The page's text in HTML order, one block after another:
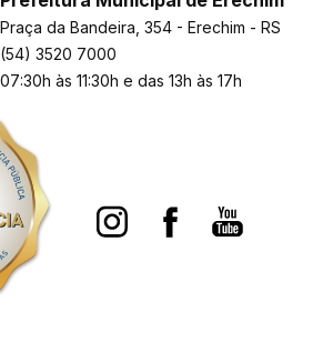
Praça da Bandeira, 354 - Erechim - RS
(54) 3520 7000
07:30h às 11:30h e das 13h às 17h